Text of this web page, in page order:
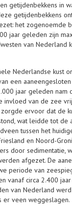
getijdenbekkens in
getijdenbekkens
het zogenoemde
jaar geleden zijn
van Nederland
Nederlandse kust
een
jaar geleden nam
invloed van de zee
ervoor dat de
wat leidde tot de
tussen het
en Noord-
door sedimentatie,
afgezet. De
periode van
vanaf circa 2.400
van Nederland
er veen weggeslagen.